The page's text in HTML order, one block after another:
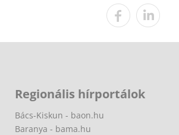
Regionális hírportálok
Bács-Kiskun - baon.hu
Baranya - bama.hu